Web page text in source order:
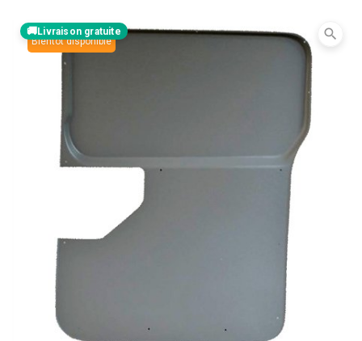
Livraison gratuite search
Bientôt disponible